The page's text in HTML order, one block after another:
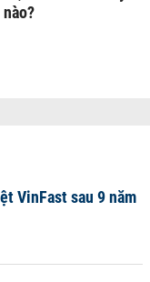
VinFast sau 9 năm